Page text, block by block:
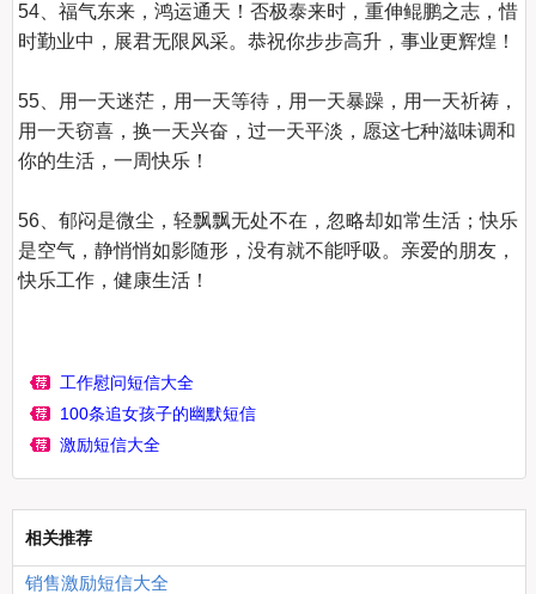
54、福气东来，鸿运通天！否极泰来时，重伸鲲鹏之志，惜
时勤业中，展君无限风采。恭祝你步步高升，事业更辉煌！
55、用一天迷茫，用一天等待，用一天暴躁，用一天祈祷，
用一天窃喜，换一天兴奋，过一天平淡，愿这七种滋味调和
你的生活，一周快乐！
56、郁闷是微尘，轻飘飘无处不在，忽略却如常生活；快乐
是空气，静悄悄如影随形，没有就不能呼吸。亲爱的朋友，
快乐工作，健康生活！
工作慰问短信大全
100条追女孩子的幽默短信
激励短信大全
相关推荐
销售激励短信大全